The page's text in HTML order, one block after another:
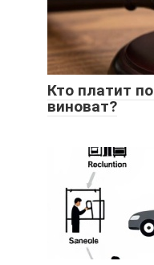
Кто платит
виноват?